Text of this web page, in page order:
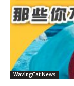
WavingCat News